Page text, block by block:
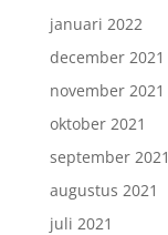
januari 2022
december 2021
november 2021
oktober 2021
september 2021
augustus 2021
juli 2021